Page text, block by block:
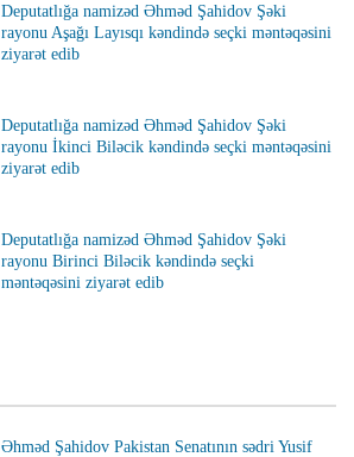
Deputatlığa namizəd Əhməd Şahidov Şəki
rayonu Aşağı Layısqı kəndində seçki məntəqəsini
ziyarət edib
Deputatlığa namizəd Əhməd Şahidov Şəki
rayonu İkinci Biləcik kəndində seçki məntəqəsini
ziyarət edib
Deputatlığa namizəd Əhməd Şahidov Şəki
rayonu Birinci Biləcik kəndində seçki
məntəqəsini ziyarət edib
Əhməd Şahidov Pakistan Senatının sədri Yusif